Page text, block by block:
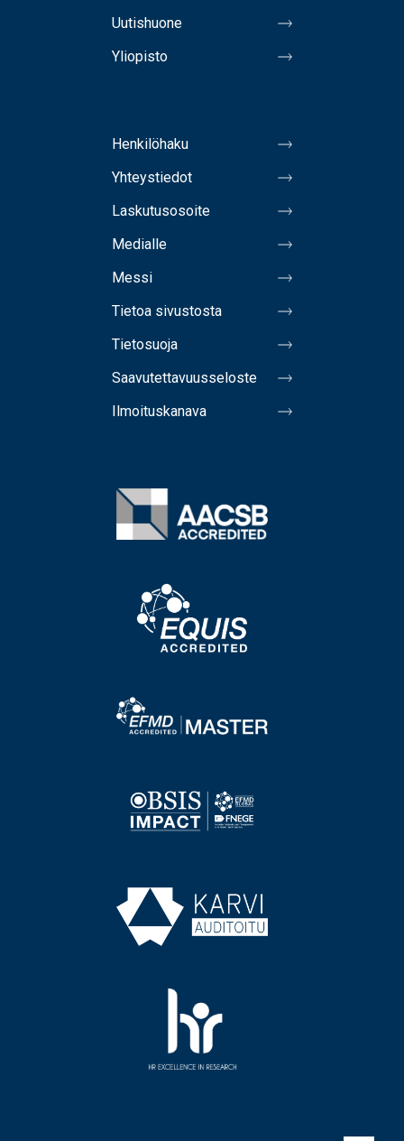
Uutishuone
Yliopisto
Henkilöhaku
Yhteystiedot
Laskutusosoite
Medialle
Messi
Tietoa sivustosta
Tietosuoja
Saavutettavuusseloste
Ilmoituskanava
Image
Image
Image
Image
Image
Image